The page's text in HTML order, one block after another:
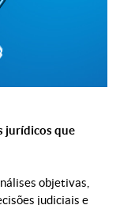
jurídicos que
objetivas,
judiciais e